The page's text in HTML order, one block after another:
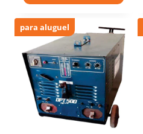
para aluguel